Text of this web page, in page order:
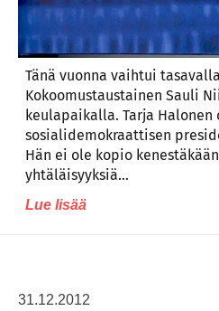
Tänä vuonna vaihtui
Kokoomustaustainen Sauli
keulapaikalla. Tarja Halonen
sosialidemokraattisen
Hän ei ole kopio
yhtäläisyyksiä…
Lue lisää
31.12.2012